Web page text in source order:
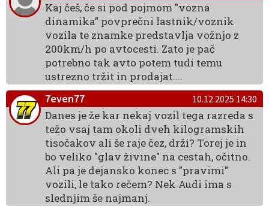
Kaj češ, če si pod pojmom "vozna
dinamika" povprečni lastnik/voznik
vozila te znamke predstavlja vožnjo z
200km/h po avtocesti. Zato je pač
potrebno tak avto potem tudi temu
ustrezno tržit in prodajat....
7even77
10.12.2025 14:30
Danes je že kar nekaj vozil tega razreda s
težo vsaj tam okoli dveh kilogramskih
tisočakov ali še raje čez, drži? Torej je in
bo veliko "glav živine" na cestah, očitno.
Ali pa je dejansko konec s "pravimi"
vozili, le tako rečem? Nek Audi ima s
slednjim še najmanj.